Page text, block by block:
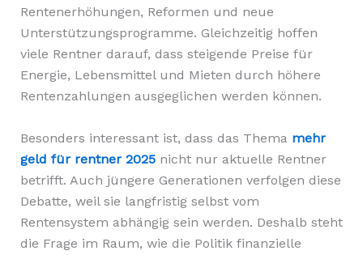
Rentenerhöhungen, Reformen und neue
Unterstützungsprogramme. Gleichzeitig hoffen
viele Rentner darauf, dass steigende Preise für
Energie, Lebensmittel und Mieten durch höhere
Rentenzahlungen ausgeglichen werden können.
Besonders interessant ist, dass das Thema mehr
geld für rentner 2025nicht nur aktuelle Rentner
betrifft. Auch jüngere Generationen verfolgen diese
Debatte, weil sie langfristig selbst vom
Rentensystem abhängig sein werden. Deshalb steht
die Frage im Raum, wie die Politik finanzielle